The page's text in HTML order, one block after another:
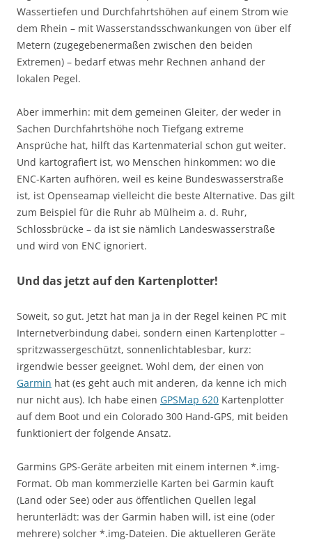
Wassertiefen und Durchfahrtshöhen auf einem Strom wie
dem Rhein – mit Wasserstandsschwankungen von über elf
Metern (zugegebenermaßen zwischen den beiden
Extremen) – bedarf etwas mehr Rechnen anhand der
lokalen Pegel.
Aber immerhin: mit dem gemeinen Gleiter, der weder in
Sachen Durchfahrtshöhe noch Tiefgang extreme
Ansprüche hat, hilft das Kartenmaterial schon gut weiter.
Und kartografiert ist, wo Menschen hinkommen: wo die
ENC-Karten aufhören, weil es keine Bundeswasserstraße
ist, ist Openseamap vielleicht die beste Alternative. Das gilt
zum Beispiel für die Ruhr ab Mülheim a. d. Ruhr,
Schlossbrücke – da ist sie nämlich Landeswasserstraße
und wird von ENC ignoriert.
Und das jetzt auf den Kartenplotter!
Soweit, so gut. Jetzt hat man ja in der Regel keinen PC mit
Internetverbindung dabei, sondern einen Kartenplotter –
spritzwassergeschützt, sonnenlichtablesbar, kurz:
irgendwie besser geeignet. Wohl dem, der einen von
Garmin hat (es geht auch mit anderen, da kenne ich mich
nur nicht aus). Ich habe einen GPSMap 620 Kartenplotter
auf dem Boot und ein Colorado 300 Hand-GPS, mit beiden
funktioniert der folgende Ansatz.
Garmins GPS-Geräte arbeiten mit einem internen *.img-
Format. Ob man kommerzielle Karten bei Garmin kauft
(Land oder See) oder aus öffentlichen Quellen legal
herunterlädt: was der Garmin haben will, ist eine (oder
mehrere) solcher *.img-Dateien. Die aktuelleren Geräte